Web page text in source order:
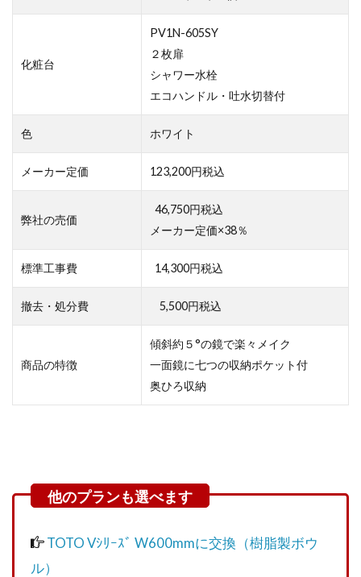
化粧台
PV1N-605SY
２枚扉
シャワー水栓
エコハンドル・吐水切替付
色 ホワイト
メーカー定価 123,200円税込
弊社の売価
46,750円税込
メーカー定価×38％
標準工事費 14,300円税込
撤去・処分費 5,500円税込
商品の特徴
傾斜約５°の鏡で楽々メイク
一面鏡に七つの収納ポケット付
奥ひろ収納
TOTO Vｼﾘｰｽﾞ W600mmに交換（樹脂製ボウ
ル）